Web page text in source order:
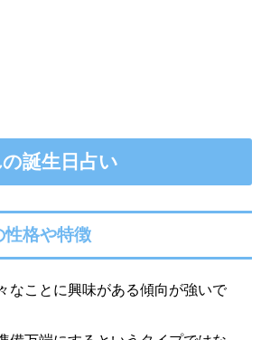
誕生日占い
性格や特徴
なことに興味がある傾向が強いで